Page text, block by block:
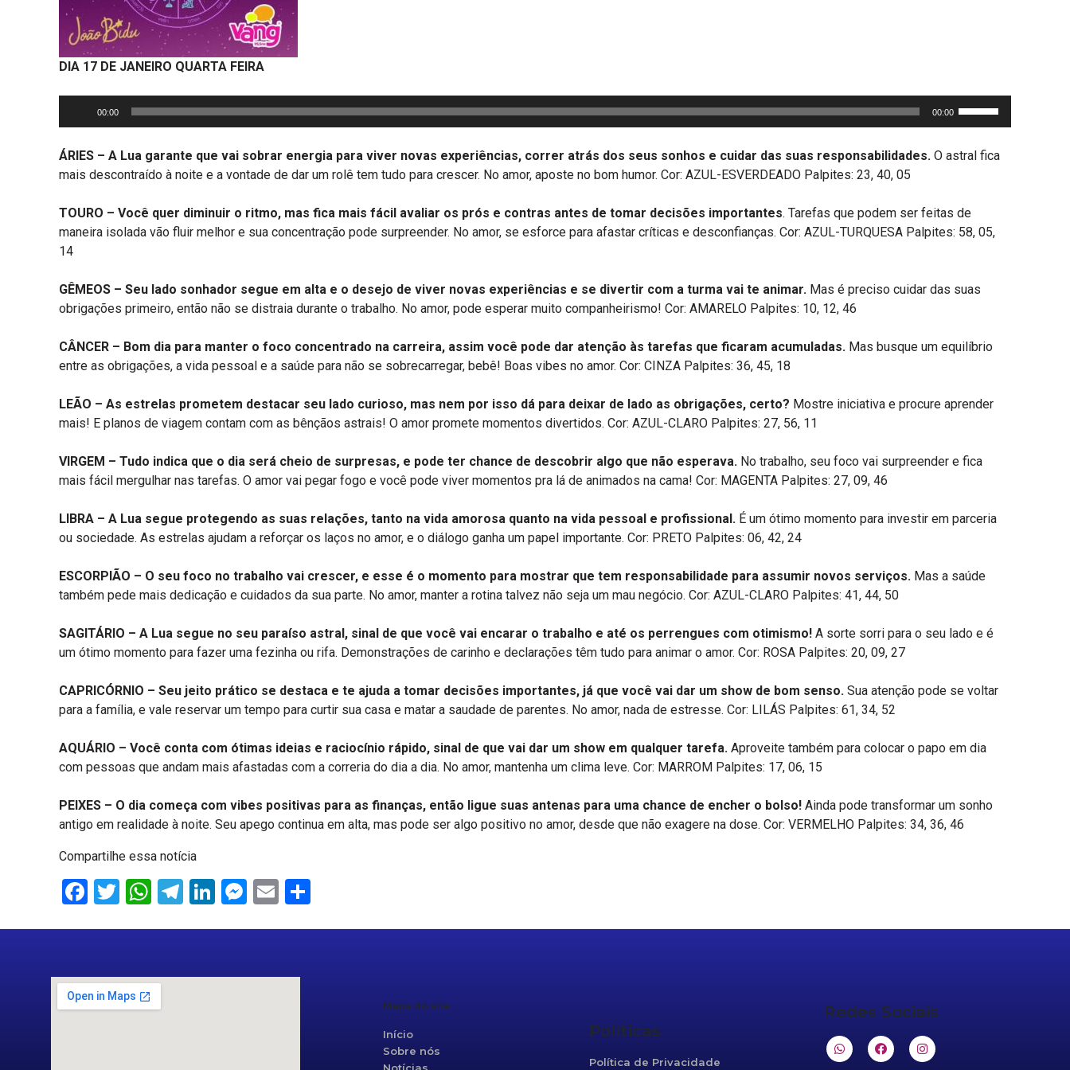
DIA 17 DE JANEIRO QUARTA FEIRA
00:00 00:00
para
para
baixo
ou
volume.
ÁRIES – A Lua garante que vai sobrar energia para viver novas experiências, correr atrás dos seus sonhos e cuidar das suas responsabilidades. O astral fica
mais descontraído à noite e a vontade de dar um rolê tem tudo para crescer. No amor, aposte no bom humor. Cor: AZUL-ESVERDEADO Palpites: 23, 40, 05
TOURO – Você quer diminuir o ritmo, mas fica mais fácil avaliar os prós e contras antes de tomar decisões importantes. Tarefas que podem ser feitas de
maneira isolada vão fluir melhor e sua concentração pode surpreender. No amor, se esforce para afastar críticas e desconfianças. Cor: AZUL-TURQUESA Palpites: 58, 05,
14
GÊMEOS – Seu lado sonhador segue em alta e o desejo de viver novas experiências e se divertir com a turma vai te animar. Mas é preciso cuidar das suas
obrigações primeiro, então não se distraia durante o trabalho. No amor, pode esperar muito companheirismo! Cor: AMARELO Palpites: 10, 12, 46
CÂNCER – Bom dia para manter o foco concentrado na carreira, assim você pode dar atenção às tarefas que ficaram acumuladas. Mas busque um equilíbrio
entre as obrigações, a vida pessoal e a saúde para não se sobrecarregar, bebê! Boas vibes no amor. Cor: CINZA Palpites: 36, 45, 18
LEÃO – As estrelas prometem destacar seu lado curioso, mas nem por isso dá para deixar de lado as obrigações, certo? Mostre iniciativa e procure aprender
mais! E planos de viagem contam com as bênçãos astrais! O amor promete momentos divertidos. Cor: AZUL-CLARO Palpites: 27, 56, 11
VIRGEM – Tudo indica que o dia será cheio de surpresas, e pode ter chance de descobrir algo que não esperava. No trabalho, seu foco vai surpreender e fica
mais fácil mergulhar nas tarefas. O amor vai pegar fogo e você pode viver momentos pra lá de animados na cama! Cor: MAGENTA Palpites: 27, 09, 46
LIBRA – A Lua segue protegendo as suas relações, tanto na vida amorosa quanto na vida pessoal e profissional. É um ótimo momento para investir em parceria
ou sociedade. As estrelas ajudam a reforçar os laços no amor, e o diálogo ganha um papel importante. Cor: PRETO Palpites: 06, 42, 24
ESCORPIÃO – O seu foco no trabalho vai crescer, e esse é o momento para mostrar que tem responsabilidade para assumir novos serviços. Mas a saúde
também pede mais dedicação e cuidados da sua parte. No amor, manter a rotina talvez não seja um mau negócio. Cor: AZUL-CLARO Palpites: 41, 44, 50
SAGITÁRIO – A Lua segue no seu paraíso astral, sinal de que você vai encarar o trabalho e até os perrengues com otimismo! A sorte sorri para o seu lado e é
um ótimo momento para fazer uma fezinha ou rifa. Demonstrações de carinho e declarações têm tudo para animar o amor. Cor: ROSA Palpites: 20, 09, 27
CAPRICÓRNIO – Seu jeito prático se destaca e te ajuda a tomar decisões importantes, já que você vai dar um show de bom senso. Sua atenção pode se voltar
para a família, e vale reservar um tempo para curtir sua casa e matar a saudade de parentes. No amor, nada de estresse. Cor: LILÁS Palpites: 61, 34, 52
AQUÁRIO – Você conta com ótimas ideias e raciocínio rápido, sinal de que vai dar um show em qualquer tarefa. Aproveite também para colocar o papo em dia
com pessoas que andam mais afastadas com a correria do dia a dia. No amor, mantenha um clima leve. Cor: MARROM Palpites: 17, 06, 15
PEIXES – O dia começa com vibes positivas para as finanças, então ligue suas antenas para uma chance de encher o bolso! Ainda pode transformar um sonho
antigo em realidade à noite. Seu apego continua em alta, mas pode ser algo positivo no amor, desde que não exagere na dose. Cor: VERMELHO Palpites: 34, 36, 46
Compartilhe essa notícia
Facebook
Twitter
WhatsApp
Telegram
LinkedIn
Messenger
Email
Mapa do site
Início
Sobre nós
Notícias
Políticas
Política de Privacidade
Redes Sociais